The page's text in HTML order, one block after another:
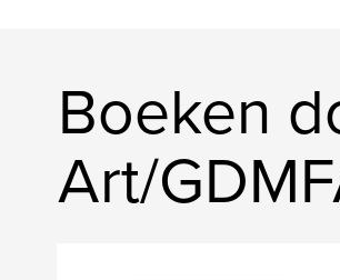
Boeken
Art/